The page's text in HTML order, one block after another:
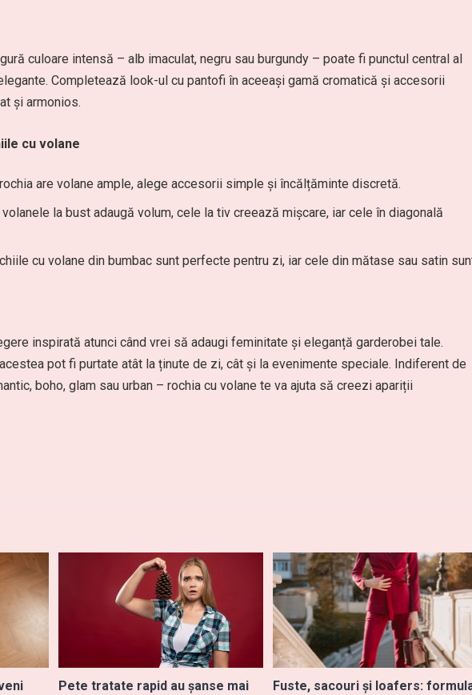
culoare intensă – alb imaculat, negru sau burgundy – poate fi punctul central al
Completează look-ul cu pantofi în aceeași gamă cromatică și accesorii
și armonios.
cu volane
are volane ample, alege accesorii simple și încălțăminte discretă.
volanele la bust adaugă volum, cele la tiv creează mișcare, iar cele în diagonală
cu volane din bumbac sunt perfecte pentru zi, iar cele din mătase sau satin
inspirată atunci când vrei să adaugi feminitate și eleganță garderobei tale.
pot fi purtate atât la ținute de zi, cât și la evenimente speciale. Indiferent de
boho, glam sau urban – rochia cu volane te va ajuta să creezi apariții
Pete tratate rapid au șanse mai
Fuste, sacouri și loafers: